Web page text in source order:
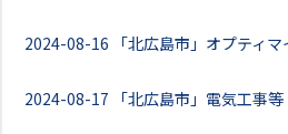
2024-08-16 「北広島市」オプティ
2024-08-17 「北広島市」電気工事等